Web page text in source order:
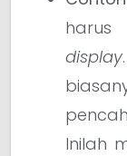
display
Inilah